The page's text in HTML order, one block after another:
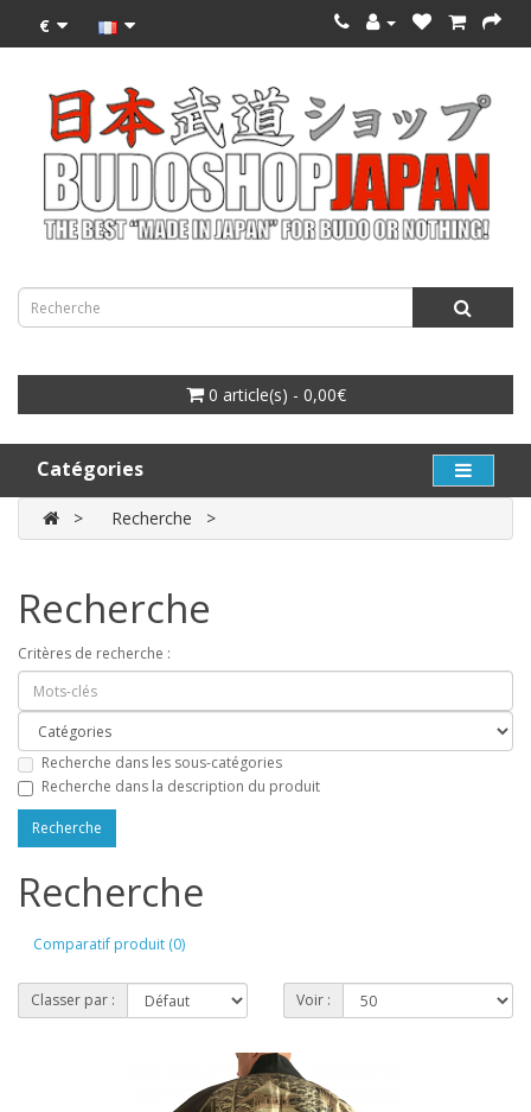
€
0 article(s) - 0,00€
Catégories
Recherche
Recherche
Critères de recherche :
Recherche dans les sous-catégories
Recherche dans la description du produit
Recherche
Comparatif produit (0)
Classer par : Voir :